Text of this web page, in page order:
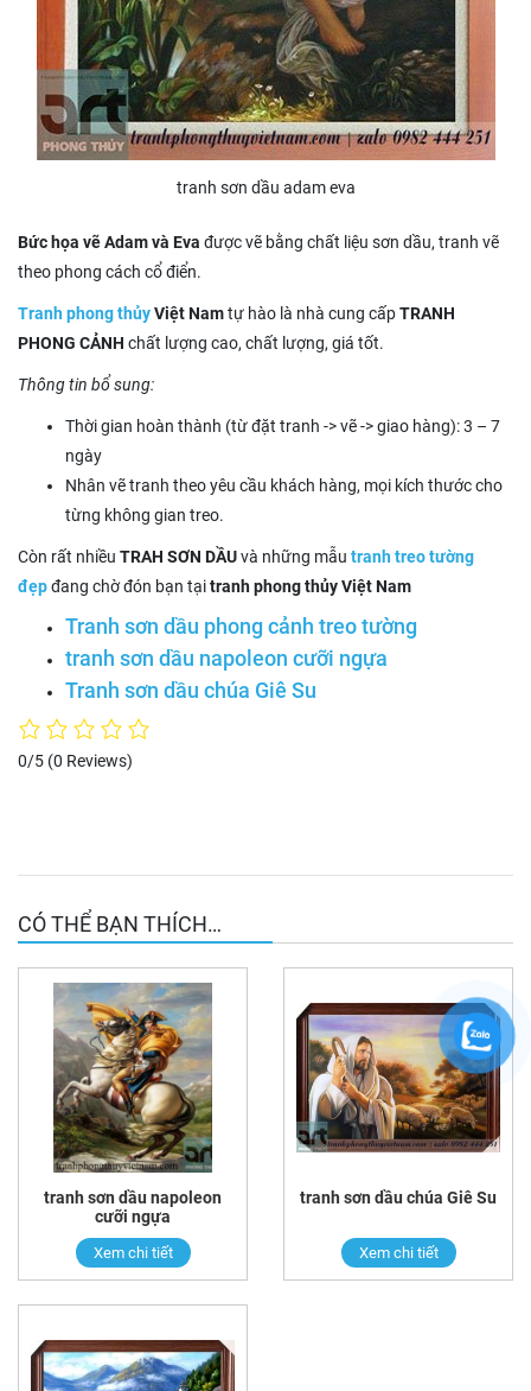
tranh sơn dầu adam eva
Bức họa vẽ Adam và Eva được vẽ bằng chất liệu sơn dầu, tranh vẽ
theo phong cách cổ điển.
Tranh phong thủyViệt Namtự hào là nhà cung cấpTRANH
PHONG CẢNH chất lượng cao, chất lượng, giá tốt.
Thông tin bổ sung:
Thời gian hoàn thành (từ đặt tranh -> vẽ -> giao hàng): 3 – 7
ngày
Nhân vẽ tranh theo yêu cầu khách hàng, mọi kích thước cho
từng không gian treo.
Còn rất nhiều TRAH SƠN DẦUvà những mẫu tranh treo tường
đẹpđang chờ đón bạn tạitranh phong thủy Việt Nam
Tranh sơn dầu phong cảnh treo tường
tranh sơn dầu napoleon cưỡi ngựa
Tranh sơn dầu chúa Giê Su
0/5 (0 Reviews)
CÓ THỂ BẠN THÍCH…
tranh sơn dầu napoleon
cưỡi ngựa
Xem chi tiết
tranh sơn dầu chúa Giê Su
Xem chi tiết